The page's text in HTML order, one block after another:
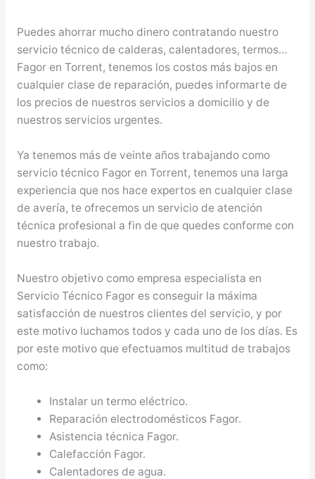
Puedes ahorrar mucho dinero contratando nuestro
servicio técnico de calderas, calentadores, termos…
Fagor en Torrent, tenemos los costos más bajos en
cualquier clase de reparación, puedes informarte de
los precios de nuestros servicios a domicilio y de
nuestros servicios urgentes.
Ya tenemos más de veinte años trabajando como
servicio técnico Fagor en Torrent, tenemos una larga
experiencia que nos hace expertos en cualquier clase
de avería, te ofrecemos un servicio de atención
técnica profesional a fin de que quedes conforme con
nuestro trabajo.
Nuestro objetivo como empresa especialista en
Servicio Técnico Fagor es conseguir la máxima
satisfacción de nuestros clientes del servicio, y por
este motivo luchamos todos y cada uno de los días. Es
por este motivo que efectuamos multitud de trabajos
como:
Instalar un termo eléctrico.
Reparación electrodomésticos Fagor.
Asistencia técnica Fagor.
Calefacción Fagor.
Calentadores de agua.